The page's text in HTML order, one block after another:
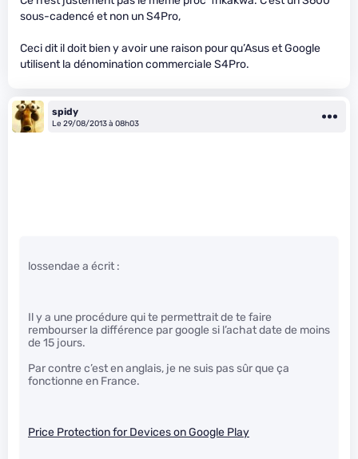
sous-cadencé et non un S4Pro,
Ceci dit il doit bien y avoir une raison pour qu’Asus et Google
utilisent la dénomination commerciale S4Pro.
spidy
Le 29/08/2013 à 08h03
lossendae a écrit :
Il y a une procédure qui te permettrait de te faire
rembourser la différence par google si l’achat date de moins
de 15 jours.
Par contre c’est en anglais, je ne suis pas sûr que ça
fonctionne en France.
Price Protection for Devices on Google Play